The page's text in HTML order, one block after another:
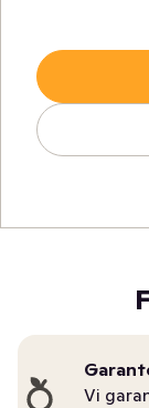
Vi